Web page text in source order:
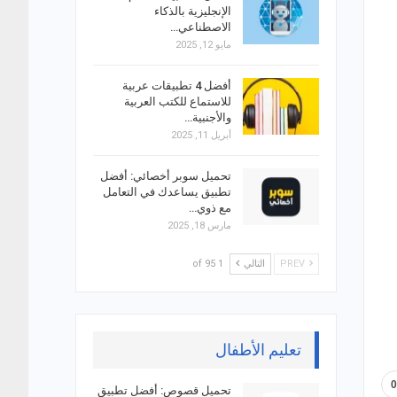
0
الإنجليزية بالذكاء
الاصطناعي…
مايو 12, 2025
أفضل 4 تطبيقات عربية
للاستماع للكتب العربية
والأجنبية…
أبريل 11, 2025
تحميل سوبر أخصائي: أفضل
تطبيق يساعدك في التعامل
مع ذوي…
مارس 18, 2025
التالي 1 of 95
تعليم الأطفال
تحميل قصوص: أفضل تطبيق